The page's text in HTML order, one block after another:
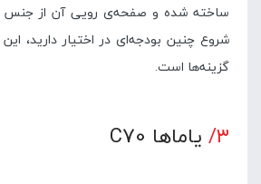
ساخته شده و صفحه‌ی رویی آن از جنس
شروع چنین بودجه‌ای در اختیار دارید،
گزینه‌ها است.
۳/ یاماها C70